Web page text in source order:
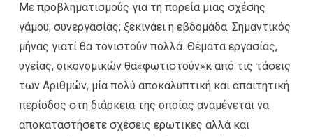
Με προβληματισμούς για τη πορεία μιας σχέσης
γάμου; συνεργασίας; ξεκινάει η εβδομάδα. Σημαντικός
μήνας γιατί θα τονιστούν πολλά. Θέματα εργασίας,
υγείας, οικονομικών θα«φωτιστούν»κ από τις τάσεις
των Αριθμών, μία πολύ αποκαλυπτική και απαιτητική
περίοδος στη διάρκεια της οποίας αναμένεται να
αποκαταστήσετε σχέσεις ερωτικές αλλά και